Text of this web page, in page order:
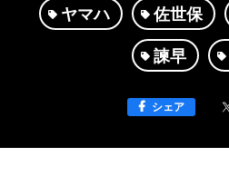
ヤマハ 佐世保
諫早
シェア